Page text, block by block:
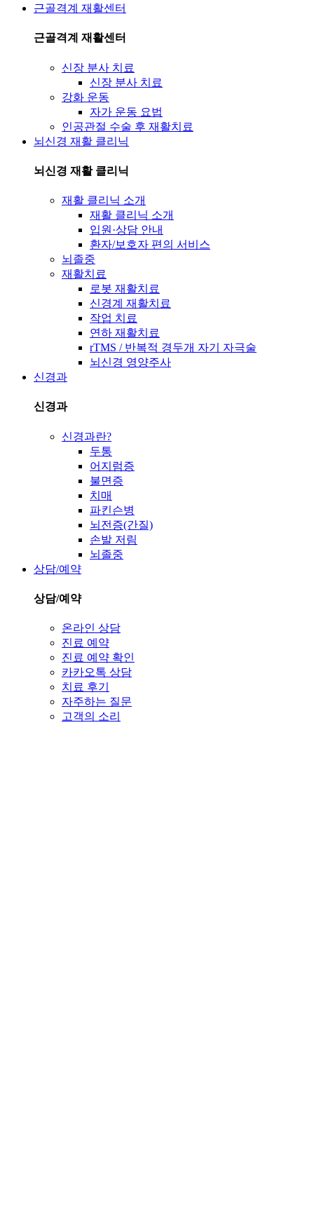
근골격계 재활센터
근골격계 재활센터
신장 분사 치료
신장 분사 치료
강화 운동
자가 운동 요법
인공관절 수술 후 재활치료
뇌신경 재활 클리닉
뇌신경 재활 클리닉
재활 클리닉 소개
재활 클리닉 소개
입원·상담 안내
환자/보호자 편의 서비스
뇌졸중
재활치료
로봇 재활치료
신경계 재활치료
작업 치료
연하 재활치료
rTMS / 반복적 경두개 자기 자극술
뇌신경 영양주사
신경과
신경과
신경과란?
두통
어지럼증
불면증
치매
파킨슨병
뇌전증(간질)
손발 저림
뇌졸중
상담/예약
상담/예약
온라인 상담
진료 예약
진료 예약 확인
카카오톡 상담
치료 후기
자주하는 질문
고객의 소리